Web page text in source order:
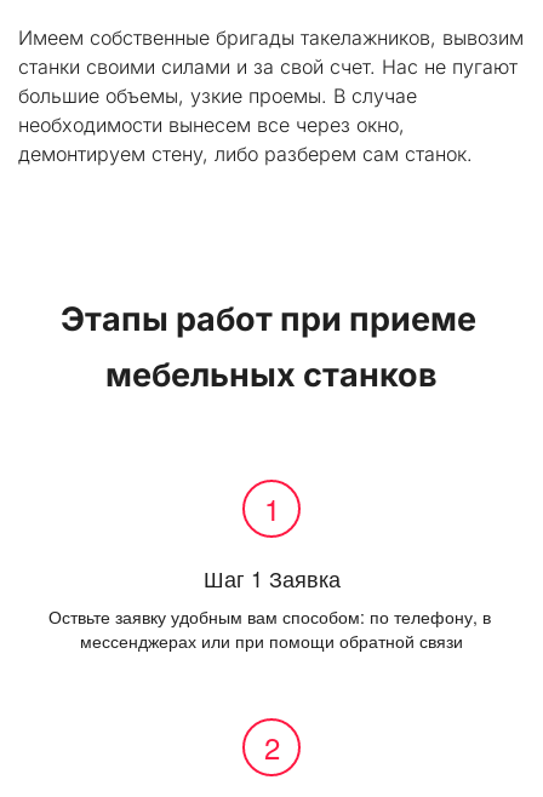
Имеем собственные бригады такелажников, вывозим
станки своими силами и за свой счет. Нас не пугают
большие объемы, узкие проемы. В случае
необходимости вынесем все через окно,
демонтируем стену, либо разберем сам станок.
Этапы работ при приеме
мебельных станков
Шаг 1 Заявка
Оствьте заявку удобным вам способом: по телефону, в
мессенджерах или при помощи обратной связи